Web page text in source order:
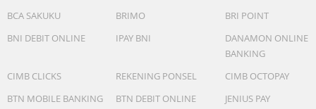
BCA SAKUKU
BRIMO
BRI POINT
BNI DEBIT ONLINE
IPAY BNI
DANAMON ONLINE
BANKING
CIMB CLICKS
REKENING PONSEL
CIMB OCTOPAY
BTN MOBILE BANKING
BTN DEBIT ONLINE
JENIUS PAY